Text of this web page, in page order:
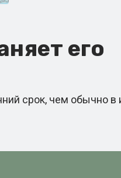
его
срок, чем обычно в